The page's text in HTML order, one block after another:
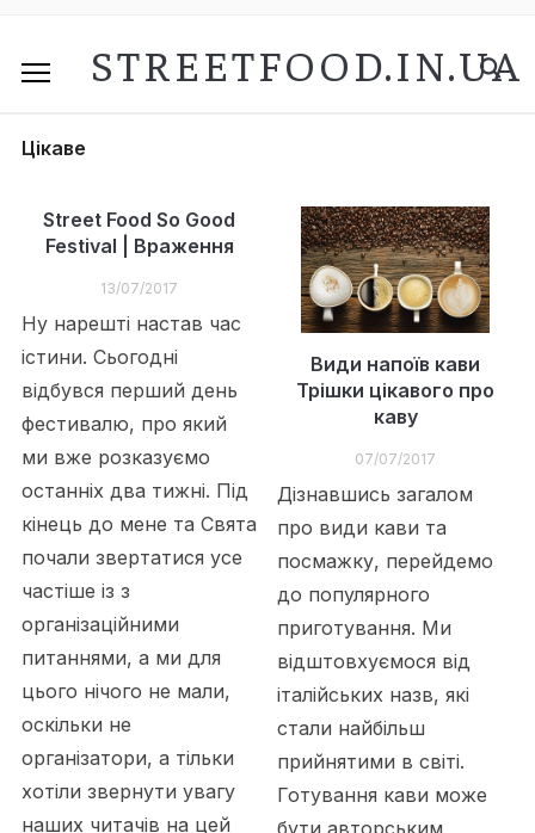
STREETFOOD.IN.UA
Цікаве
Street Food So Good
Festival | Враження
13/07/2017
Ну нарешті настав час
істини. Сьогодні
відбувся перший день
фестивалю, про який
ми вже розказуємо
останніх два тижні. Під
кінець до мене та Свята
почали звертатися усе
частіше із з
організаційними
питаннями, а ми для
цього нічого не мали,
оскільки не
організатори, а тільки
хотіли звернути увагу
наших читачів на цей
Види напоїв кави
Трішки цікавого про
каву
07/07/2017
Дізнавшись загалом
про види кави та
посмажку, перейдемо
до популярного
приготування. Ми
відштовхуємося від
італійських назв, які
стали найбільш
прийнятими в світі.
Готування кави може
бути авторським